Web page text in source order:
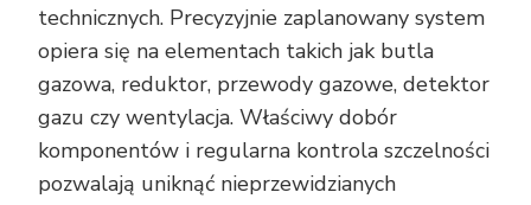
technicznych. Precyzyjnie zaplanowany system
opiera się na elementach takich jak butla
gazowa, reduktor, przewody gazowe, detektor
gazu czy wentylacja. Właściwy dobór
komponentów i regularna kontrola szczelności
pozwalają uniknąć nieprzewidzianych